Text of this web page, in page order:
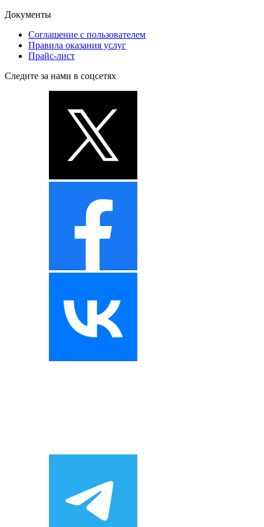
Документы
Соглашение с пользователем
Правила оказания услуг
Прайс-лист
Следите за нами в соцсетях